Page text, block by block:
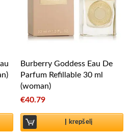
Burberry Goddess Eau De
Parfum Refillable 30 ml
(woman)
€40.79
Į krepšelį